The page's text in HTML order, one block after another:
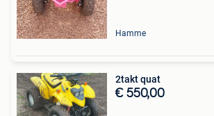
Hamme
2takt quat
€ 550,00